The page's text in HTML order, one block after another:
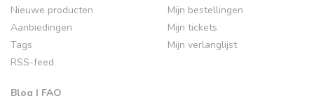
Nieuwe producten
Aanbiedingen
Tags
RSS-feed
Blog | FAQ
Mijn bestellingen
Mijn tickets
Mijn verlanglijst